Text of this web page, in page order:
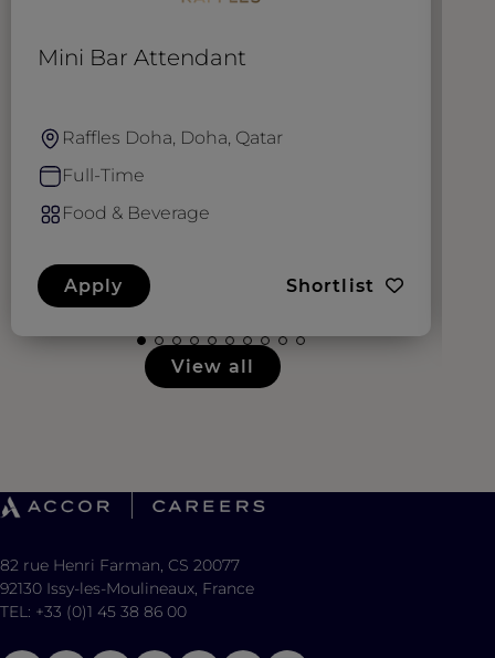
Mini Bar Attendant
Raffles Doha, Doha, Qatar
Full-Time
Food & Beverage
Apply Shortlist
View all
82 rue Henri Farman, CS 20077
92130 Issy-les-Moulineaux, France
TEL: +33 (0)1 45 38 86 00